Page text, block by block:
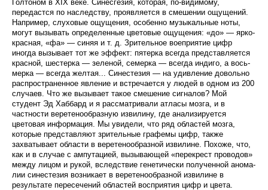
Голтоном в XIX веке. Синесгезия, которая, по-видимому,
передастся по наследству, проявляется в смешении ощущений.
Например, слуховые ощущения, особенно музыкальные ноты,
могут вы­зывать определенные цветовые ощущения: «до» — ярко-
красная, «фа» — синяя и т. д. Зрительное воеприятие цифр
иногда вызывает тот же эффект: пятерка всегда представляется
красной, шестер­ка — зеленой, семерка — всегда индиго, а вось­
мерка — всегда желтая... Синестезия — на удивление довольно
распространенное явление и встречается у людей в одном из 200
случаев. Что же вызывает такое смешение сигналов? Мой
студент Эд Хаббард и я рассматривали атласы мозга, и в
частности вере­тенообразную извилину, где анализируется
цветовая информация. Мы увидели, что ряд областей мозга,
которые представляют зрительные графемы цифр, также
захватывает области в веретенообразной из­вилине. Похоже, что,
как и в случае с ампутацией, вызывающей «перекрест проводов»
между лицом и рукой, вследствие генетически полученной анома­
лии синестезия возникает в веретенообразной изви­лине в
результате пересечений областей восприятия цифр и цвета.